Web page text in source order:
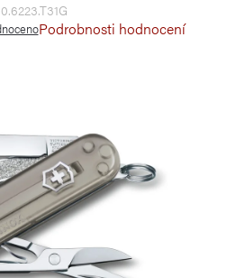
0.6223.T31G
Podrobnosti hodnocení